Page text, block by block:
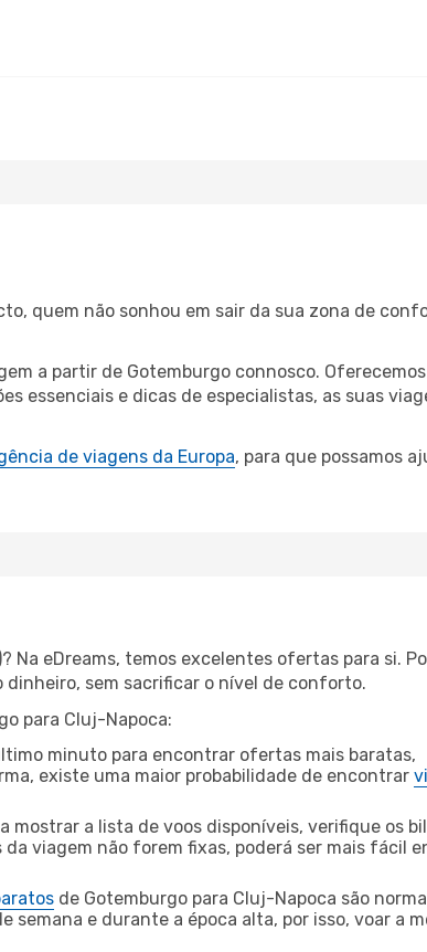
quem não sonhou em sair da sua zona de
a partir de Gotemburgo connosco.
essenciais e dicas de especialistas, as suas
de viagens da Europa, para que possamos
Na eDreams, temos excelentes ofertas para si.
dinheiro, sem sacrificar o nível de conforto.
para Cluj-Napoca:
minuto para encontrar ofertas mais baratas,
existe uma maior probabilidade de encontrar
mostrar a lista de voos disponíveis, verifique os
viagem não forem fixas, poderá ser mais fácil
de Gotemburgo para Cluj-Napoca são
e durante a época alta, por isso, voar a